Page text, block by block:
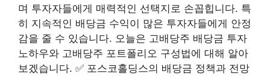
며 투자자들에게 매력적인 선택지로 손꼽힙니다. 특
히 지속적인 배당금 수익이 많은 투자자들에게 안정
감을 줄 수 있습니다. 오늘은 고배당주 배당금 투자
노하우와 고배당주 포트폴리오 구성법에 대해 알아
보겠습니다. ✅ 포스코홀딩스의 배당금 정책과 전망